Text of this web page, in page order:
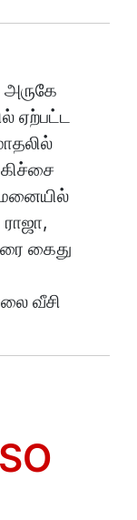
ஏற்பட்ட
கைது
வீசி